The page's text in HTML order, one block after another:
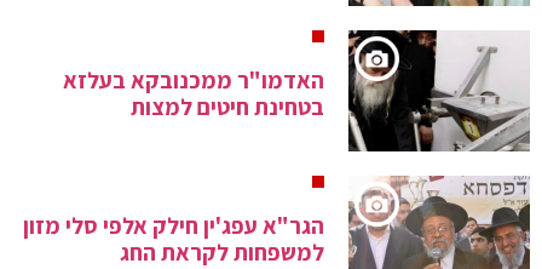
האדמו"ר ממכנובקא בעלזא
בטחינת חיטים למצות
הגר"א עפג'ין חילק אלפי סלי מזון
למשפחות לקראת החג